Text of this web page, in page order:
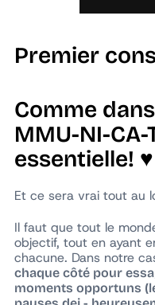
Premier
Comme
MMU-NI-CA-
essentielle! ♥️
Et ce sera vrai tout au
Il faut que tout le
objectif, tout en ayant
chacune. Dans notre
chaque côté pour
moments opportuns